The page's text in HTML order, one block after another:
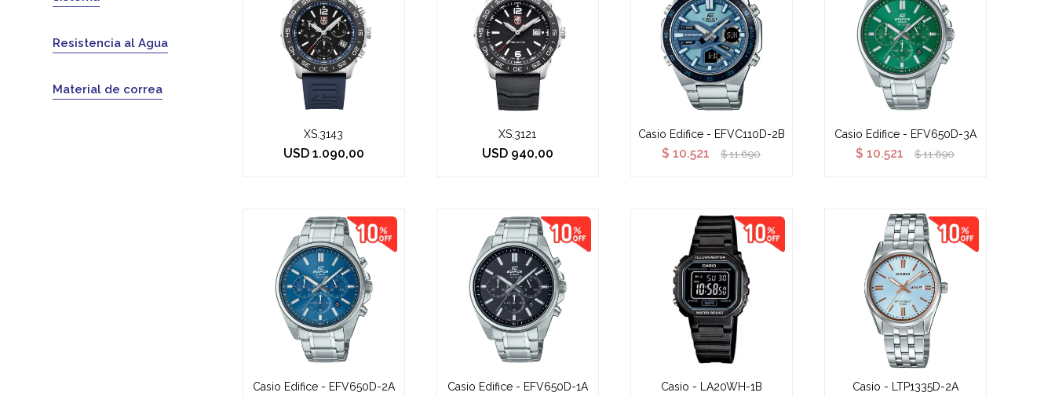
XS.3143
USD 1.090,00
XS.3121
USD 940,00
Casio Edifice - EFVC110D-2B
$ 10.521 $ 11.690
Casio Edifice - EFV650D-3A
$ 10.521 $ 11.690
Casio Edifice - EFV650D-2A Casio Edifice - EFV650D-1A Casio - LA20WH-1B Casio - LTP1335D-2A
Resistencia al Agua
Material de correa